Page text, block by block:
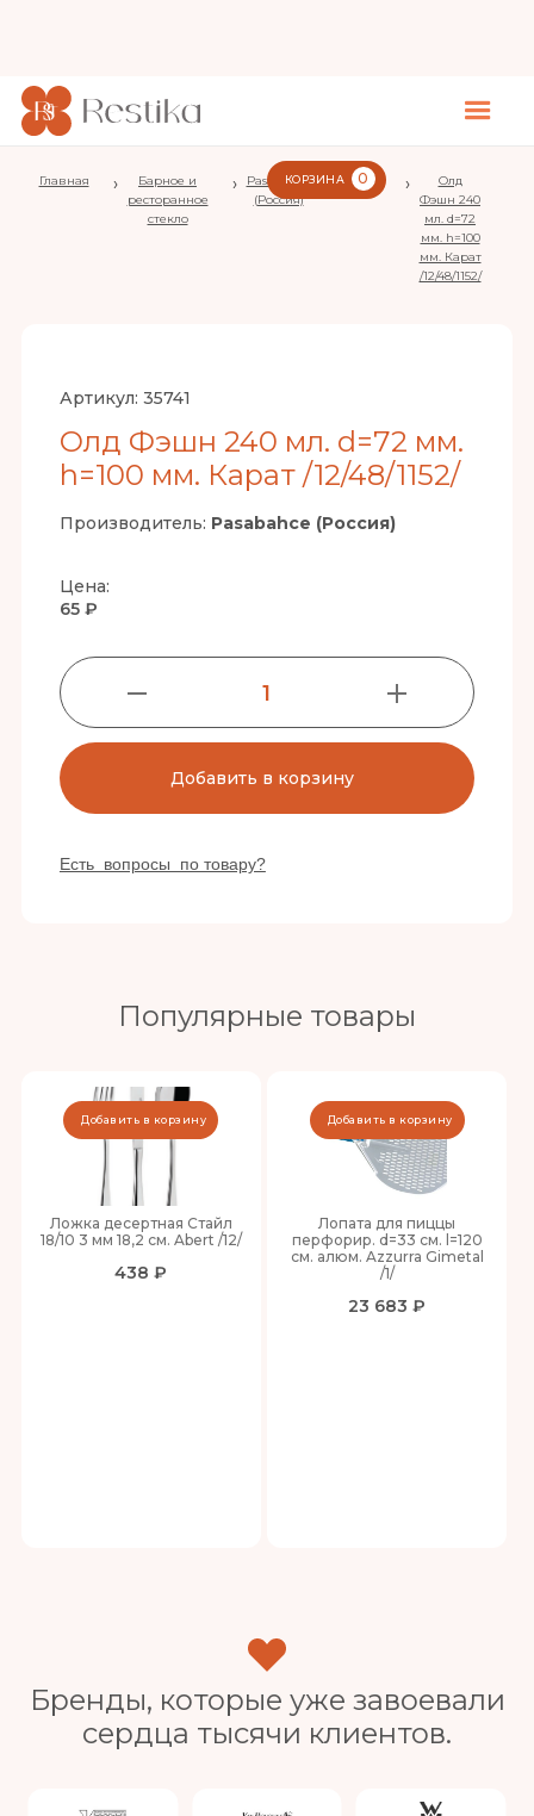
КОРЗИНА 0
Главная ›
Барное и
ресторанное
стекло
›
Pasabahce
(Россия)
› Karat ›
Олд
Фэшн 240
мл. d=72
мм. h=100
мм. Карат
/12/48/1152/
Артикул: 35741
Олд Фэшн 240 мл. d=72 мм.
h=100 мм. Карат /12/48/1152/
Производитель: Pasabahce (Россия)
Цена:
65 ₽
1
Добавить в корзину
Есть вопросы по товару?
Популярные товары
Ложка десертная Стайл
18/10 3 мм 18,2 см. Abert /12/
438 ₽
Добавить в корзину
Лопата для пиццы
перфорир. d=33 см. l=120
см. алюм. Azzurra Gimetal
/1/
23 683 ₽
Добавить в корзину
Бренды, которые уже завоевали
сердца тысячи клиентов.